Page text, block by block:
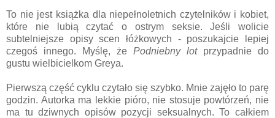
To nie jest książka dla niepełnoletnich czytelników i kobiet,
które nie lubią czytać o ostrym seksie. Jeśli wolicie
subtelniejsze opisy scen łóżkowych - poszukajcie lepiej
czegoś innego. Myślę, że Podniebny lotprzypadnie do
gustu wielbicielkom Greya.
Pierwszą część cyklu czytało się szybko. Mnie zajęło to parę
godzin. Autorka ma lekkie pióro, nie stosuje powtórzeń, nie
ma tu dziwnych opisów pozycji seksualnych. To całkiem